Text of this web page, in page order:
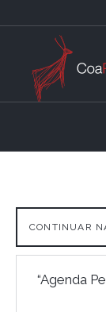
CONTINUAR
“Agenda